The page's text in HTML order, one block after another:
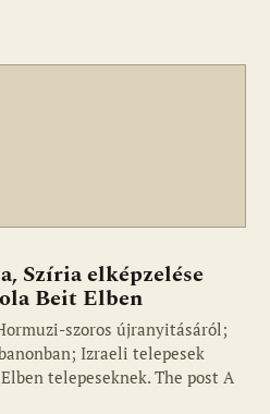
Szíria elképzelése
Beit Elben
szoros újranyitásáról;
Izraeli telepesek
telepeseknek. The post A